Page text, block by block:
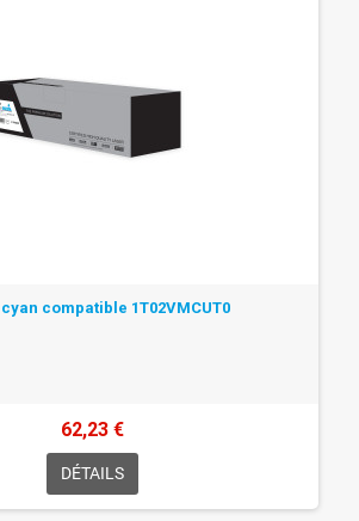
compatible 1T02VMCUT0
62,23 €
DÉTAILS